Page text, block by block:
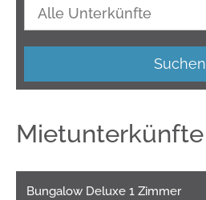
Suchen
Mietunterkünfte
Bungalow Deluxe 1 Zimmer